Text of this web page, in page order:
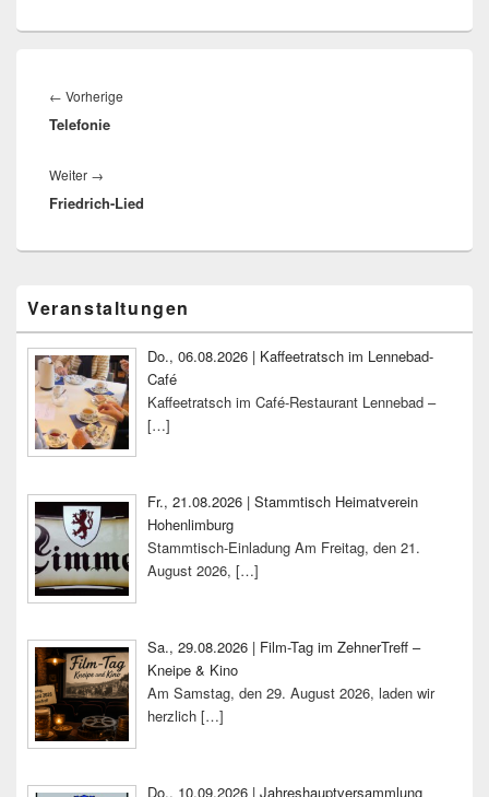
← Vorherige
Telefonie
Weiter →
Beitrag:
Friedrich-Lied
Seitenleisten-
Widgetbereich
Veranstaltungen
Do., 06.08.2026 | Kaffeetratsch im Lennebad-
Café
Kaffeetratsch im Café-Restaurant Lennebad –
[…]
Fr., 21.08.2026 | Stammtisch Heimatverein
Hohenlimburg
Stammtisch-Einladung Am Freitag, den 21.
August 2026, […]
Sa., 29.08.2026 | Film-Tag im ZehnerTreff –
Kneipe & Kino
Am Samstag, den 29. August 2026, laden wir
herzlich […]
Do., 10.09.2026 | Jahreshauptversammlung